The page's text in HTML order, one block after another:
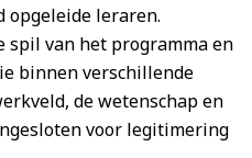
opgeleide leraren.
spil van het programma en
binnen verschillende
de wetenschap en
voor legitimering